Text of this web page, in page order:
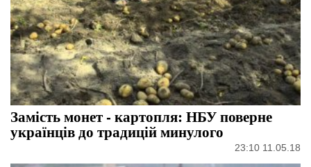
Замість монет - картопля: НБУ поверне
українців до традицій минулого
23:10 11.05.18